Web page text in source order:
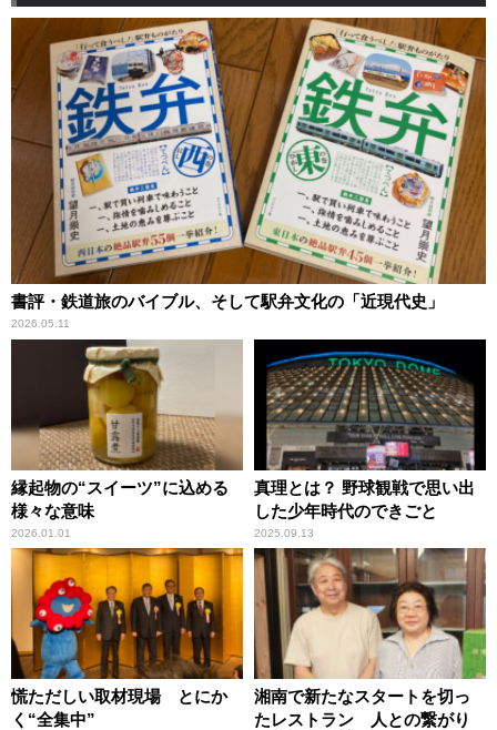
書評・鉄道旅のバイブル、そして駅弁文化の「近現代史」
2026.05.11
縁起物の“スイーツ”に込める
様々な意味
2026.01.01
真理とは？ 野球観戦で思い出
した少年時代のできごと
2025.09.13
慌ただしい取材現場 とにか
く“全集中”
湘南で新たなスタートを切っ
たレストラン 人との繋がり